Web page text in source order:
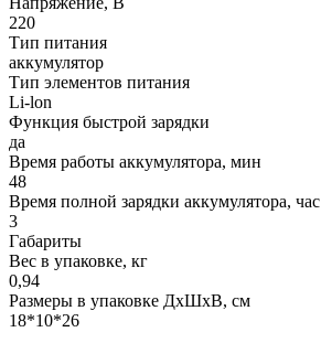
220
Тип питания
аккумулятор
Тип элементов питания
Li-lon
Функция быстрой зарядки
да
Время работы аккумулятора, мин
48
Время полной зарядки аккумулятора, час
3
Габариты
Вес в упаковке, кг
0,94
Размеры в упаковке ДxШxВ, см
18*10*26